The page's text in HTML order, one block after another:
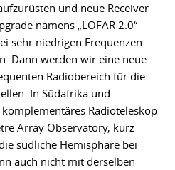
und neue Receiver
namens „LOFAR 2.0“
sehr niedrigen Frequenzen
Dann werden wir eine neue
Radiobereich für die
In Südafrika und
Radioteleskop
Array Observatory, kurz
südliche Hemisphäre bei
auch nicht mit derselben